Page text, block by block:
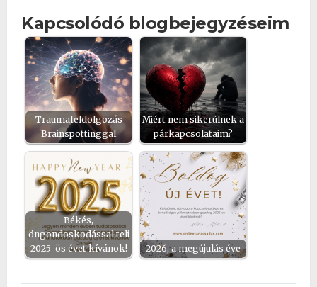
Kapcsolódó blogbejegyzéseim
Traumafeldolgozás
Brainspottinggal
Miért nem sikerülnek a
párkapcsolataim?
Békés,
öngondoskodással teli
2025-ös évet kívánok!
2026, a megújulás éve